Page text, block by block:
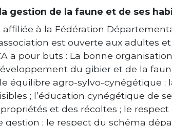
gestion de la faune et de ses
affiliée à la Fédération
est ouverte aux adultes
a pour buts : La bonne
du gibier et de la
équilibre agro-sylvo-cynégétique ;
; l’éducation cynégétique de
et des récoltes ; le
gestion ; le respect du schéma